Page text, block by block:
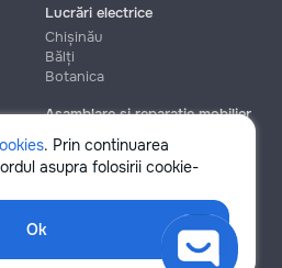
. Prin continuarea
asupra folosirii cookie-
Ok
Lucrări electrice
Chișinău
Bălți
Botanica
Asamblare și reparație mobilier
Chișinău
Botanica